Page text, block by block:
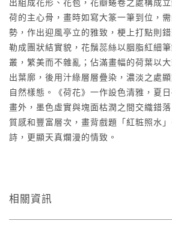
荷的主心骨，畫時如寫大篆一筆到位，
勢，作出迎風亭立的雅致，梗上打點則
勒成團狀結實貌，花鬚蕊絲以胭脂紅細
叢，繁美而不雜亂；佔滿畫幅的荷葉以
出葉廓，後用汁綠層層疊染，濃淡之處
自然樣態。《荷花》一作設色清雅，夏
畫外，墨色虛實與塊面枯潤之間交織錯
質感和豐富層次，畫背戲題「紅𥺁照水
詩，更顯天真爛漫的情致。
相關資訊